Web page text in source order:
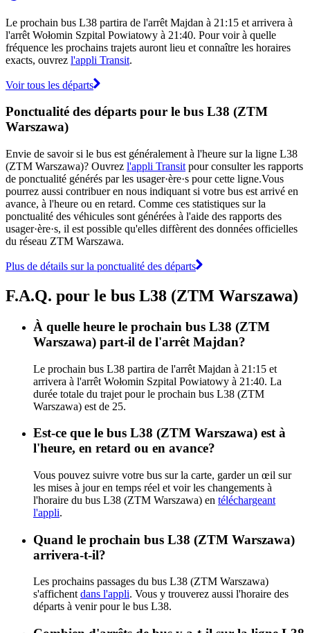
Le prochain bus L38 partira de l'arrêt Majdan à 21:15 et arrivera à
l'arrêt Wołomin Szpital Powiatowy à 21:40. Pour voir à quelle
fréquence les prochains trajets auront lieu et connaître les horaires
exacts, ouvrez l'appli Transit.
Voir tous les départs
Ponctualité des départs pour le bus L38 (ZTM
Warszawa)
Envie de savoir si le bus est généralement à l'heure sur la ligne L38
(ZTM Warszawa)? Ouvrez l'appli Transit pour consulter les rapports
de ponctualité générés par les usager·ère·s pour cette ligne.Vous
pourrez aussi contribuer en nous indiquant si votre bus est arrivé en
avance, à l'heure ou en retard. Comme ces statistiques sur la
ponctualité des véhicules sont générées à l'aide des rapports des
usager·ère·s, il est possible qu'elles diffèrent des données officielles
du réseau ZTM Warszawa.
Plus de détails sur la ponctualité des départs
F.A.Q. pour le bus L38 (ZTM Warszawa)
À quelle heure le prochain bus L38 (ZTM
Warszawa) part-il de l'arrêt Majdan?
Le prochain bus L38 partira de l'arrêt Majdan à 21:15 et
arrivera à l'arrêt Wołomin Szpital Powiatowy à 21:40. La
durée totale du trajet pour le prochain bus L38 (ZTM
Warszawa) est de 25.
Est-ce que le bus L38 (ZTM Warszawa) est à
l'heure, en retard ou en avance?
Vous pouvez suivre votre bus sur la carte, garder un œil sur
les mises à jour en temps réel et voir les changements à
l'horaire du bus L38 (ZTM Warszawa) en téléchargeant
l'appli.
Quand le prochain bus L38 (ZTM Warszawa)
arrivera-t-il?
Les prochains passages du bus L38 (ZTM Warszawa)
s'affichentdans l'appli. Vous y trouverez aussi l'horaire des
départs à venir pour le bus L38.